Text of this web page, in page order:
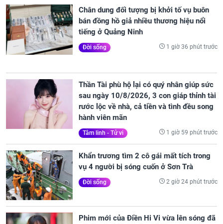
Chân dung đối tượng bị khởi tố vụ buôn
bán đồng hồ giả nhiều thương hiệu nổi
tiếng ở Quảng Ninh
Đời sống 1 giờ 36 phút trước
Thần Tài phù hộ lại có quý nhân giúp sức
sau ngày 10/8/2026, 3 con giáp thỉnh tài
rước lộc về nhà, cả tiền và tình đều song
hành viên mãn
Tâm linh - Tử vi 1 giờ 59 phút trước
Khẩn trương tìm 2 cô gái mất tích trong
vụ 4 người bị sóng cuốn ở Sơn Trà
Đời sống 2 giờ 24 phút trước
Phim mới của Điền Hi Vi vừa lên sóng đã